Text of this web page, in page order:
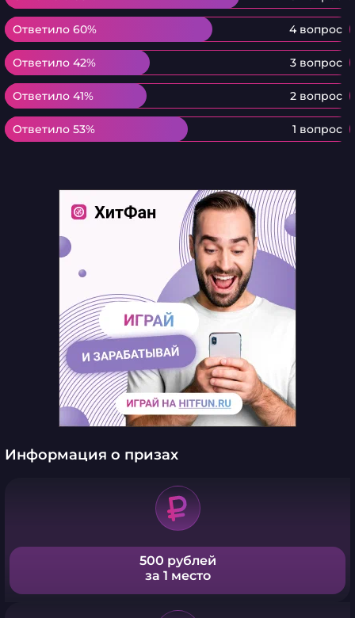
Ответило 60% 4 вопрос
Ответило 60%
Ответило 42% 3 вопрос
Ответило 42%
Ответило 41% 2 вопрос
Ответило 41%
Ответило 53% 1 вопрос
Ответило 53%
Информация о призах
500 рублей
за 1 место